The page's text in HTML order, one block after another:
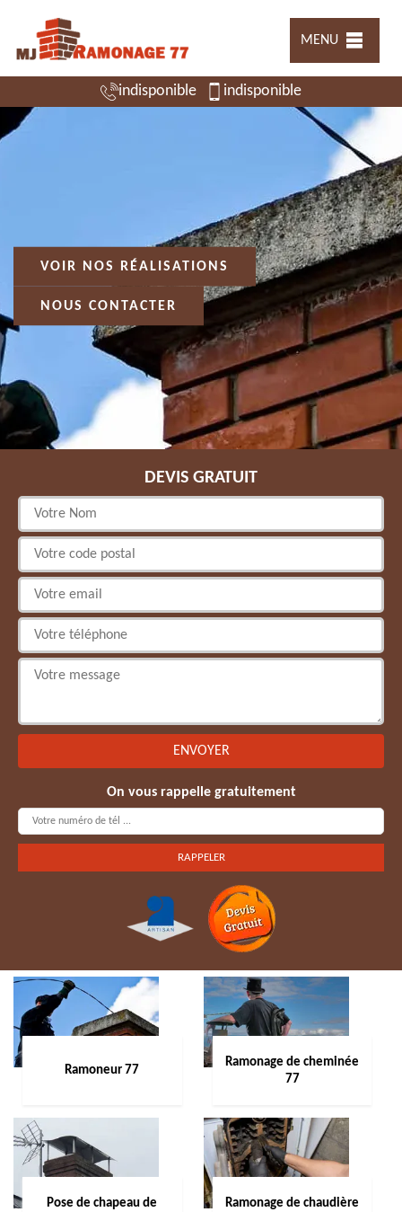
MENU
indisponible indisponible
VOIR NOS RÉALISATIONS
NOUS CONTACTER
DEVIS GRATUIT
On vous rappelle gratuitement
Ramoneur 77
Ramonage de cheminée
77
Pose de chapeau de
Ramonage de chaudière